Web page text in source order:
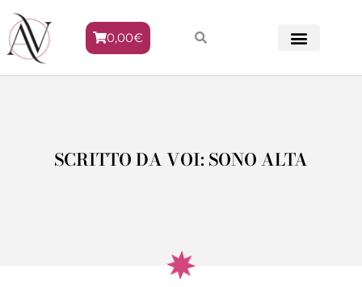
0,00€
SCRITTO DA VOI: SONO ALTA